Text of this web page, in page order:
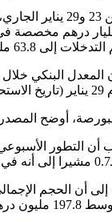
63.8 مليار درهم.
أيام.
ذاته أن مؤشر مازي تراجع بنسبة
.
الأسبوع المنصرم